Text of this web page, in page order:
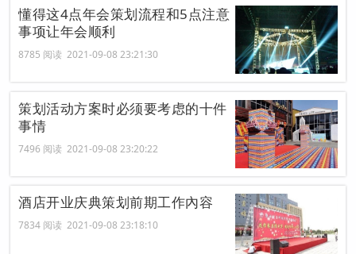
懂得这4点年会策划流程和5点注意
事项让年会顺利
8785 阅读 2021-09-08 23:21:30
策划活动方案时必须要考虑的十件
事情
7496 阅读 2021-09-08 23:20:22
酒店开业庆典策划前期工作內容
7834 阅读 2021-09-08 23:18:10